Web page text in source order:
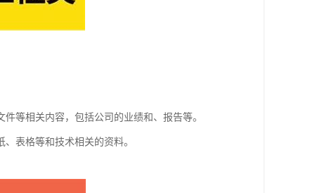
等相关内容，包括公司的业绩和、报告等。
表格等和技术相关的资料。